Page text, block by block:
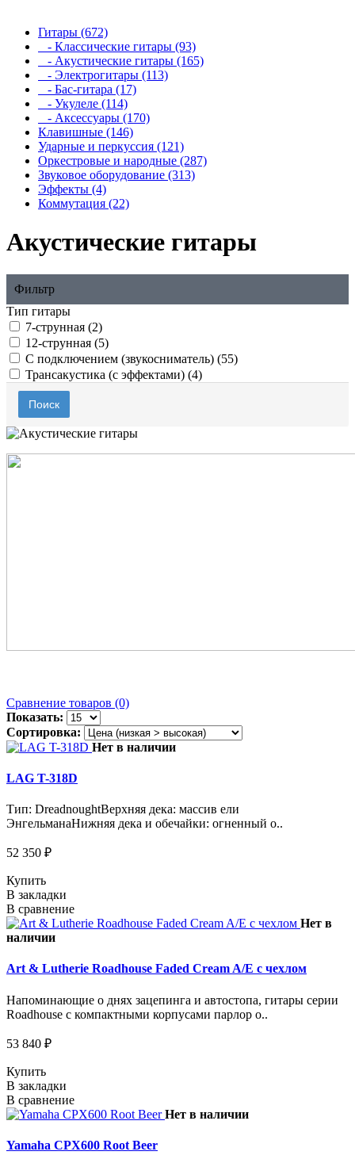
Гитары (672)
- Классические гитары (93)
- Акустические гитары (165)
- Электрогитары (113)
- Бас-гитара (17)
- Укулеле (114)
- Аксессуары (170)
Клавишные (146)
Ударные и перкуссия (121)
Оркестровые и народные (287)
Звуковое оборудование (313)
Эффекты (4)
Коммутация (22)
Акустические гитары
Фильтр
Тип гитары
7-струнная (2)
12-струнная (5)
С подключением (звукосниматель) (55)
Трансакустика (с эффектами) (4)
Поиск
Сравнение товаров (0)
Показать:
Сортировка:
Нет в наличии
LAG T-318D
Тип: DreadnoughtВерхняя дека: массив ели
ЭнгельманаНижняя дека и обечайки: огненный о..
52 350 ₽
Купить
В закладки
В сравнение
Нет в
наличии
Art & Lutherie Roadhouse Faded Cream A/E с чехлом
Напоминающие о днях зацепинга и автостопа, гитары серии
Roadhouse с компактными корпусами парлор о..
53 840 ₽
Купить
В закладки
В сравнение
Нет в наличии
Yamaha CPX600 Root Beer